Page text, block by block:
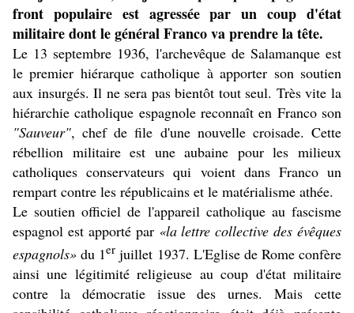
front populaire est agressée par un coup d'état
militaire dont le général Franco va prendre la tête.
Le 13 septembre 1936, l'archevêque de Salamanque est
le premier hiérarque catholique à apporter son soutien
aux insurgés. Il ne sera pas bientôt tout seul. Très vite la
hiérarchie catholique espagnole reconnaît en Franco son
"Sauveur", chef de file d'une nouvelle croisade. Cette
rébellion militaire est une aubaine pour les milieux
catholiques conservateurs qui voient dans Franco un
rempart contre les républicains et le matérialisme athée.
Le soutien officiel de l'appareil catholique au fascisme
espagnol est apporté par «la lettre collective des évêques
espagnols» du 1er juillet 1937. L'Eglise de Rome confère
ainsi une légitimité religieuse au coup d'état militaire
contre la démocratie issue des urnes. Mais cette